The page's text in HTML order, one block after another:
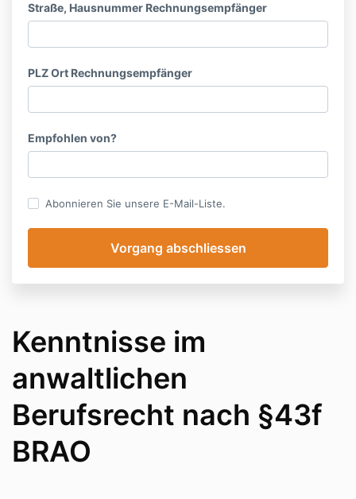
Straße, Hausnummer Rechnungsempfänger
PLZ Ort Rechnungsempfänger
Empfohlen von?
Abonnieren Sie unsere E-Mail-Liste.
Kenntnisse im
anwaltlichen
Berufsrecht nach §43f
BRAO